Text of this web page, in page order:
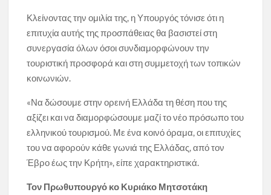
Κλείνοντας την ομιλία της, η Υπουργός τόνισε ότι η
επιτυχία αυτής της προσπάθειας θα βασιστεί στη
συνεργασία όλων όσοι συνδιαμορφώνουν την
τουριστική προσφορά και στη συμμετοχή των τοπικών
κοινωνιών.
«Να δώσουμε στην ορεινή Ελλάδα τη θέση που της
αξίζει και να διαμορφώσουμε μαζί το νέο πρόσωπο του
ελληνικού τουρισμού. Με ένα κοινό όραμα, οι επιτυχίες
του να αφορούν κάθε γωνιά της Ελλάδας, από τον
Έβρο έως την Κρήτη», είπε χαρακτηριστικά.
Τον Πρωθυπουργό κο Κυριάκο Μητσοτάκη